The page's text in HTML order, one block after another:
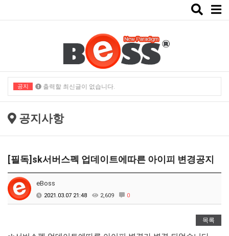
Toggle
공지 출력할 최신글이 없습니다.
공지사항
[필독]sk서버스펙 업데이트에따른 아이피 변경공지
eBoss
2021.03.07 21:48 2,609 0
목록